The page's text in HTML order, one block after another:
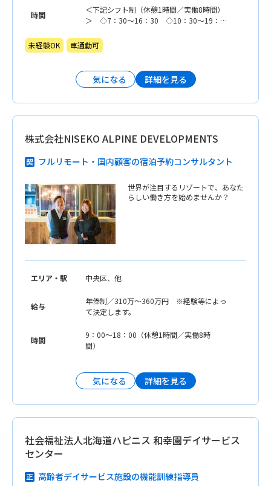
時間
＜下記シフト制（休憩1時間／実働8時間）
＞ ◇7：30〜16：30 ◇10：30〜19：
度） ◇22：45〜翌7：45（月5回程度）
※担当業務により多少の変動有 ※事前に
成します。
未経験OK 車通勤可
気になる 詳細を見る
株式会社NISEKO ALPINE DEVELOPMENTS
フルリモート・国内顧客の宿泊予約コンサルタント
世界が注目するリゾートで、あなた
らしい働き方を始めませんか？
エリア・駅 中央区、他
給与
年俸制／310万〜360万円 ※経験等によっ
て決定します。
時間
9：00〜18：00（休憩1時間／実働8時
間）
気になる 詳細を見る
社会福祉法人北海道ハピニス 和幸園デイサービス
センター
高齢者デイサービス施設の機能訓練指導員